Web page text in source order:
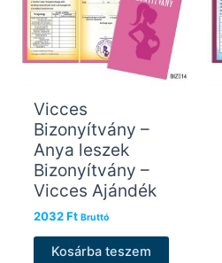
Vicces
Bizonyítvány –
Anya leszek
Bizonyítvány –
Vicces Ajándék
2032Ft Bruttó
Kosárba teszem